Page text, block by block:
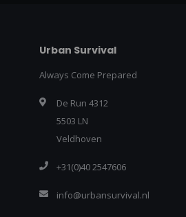
Urban Survival
Always Come Prepared
De Run 4312
5503 LN
Veldhoven
+31(0)40 2547606
info@urbansurvival.nl